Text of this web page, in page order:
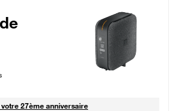
Fibre_18_26
0 mois puis 49,99 € par mois, Sans engagement
mois 27ème anniversaire